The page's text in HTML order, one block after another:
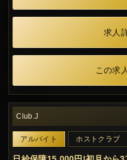
求人
この求
Club.J
アルバイト ホストクラブ